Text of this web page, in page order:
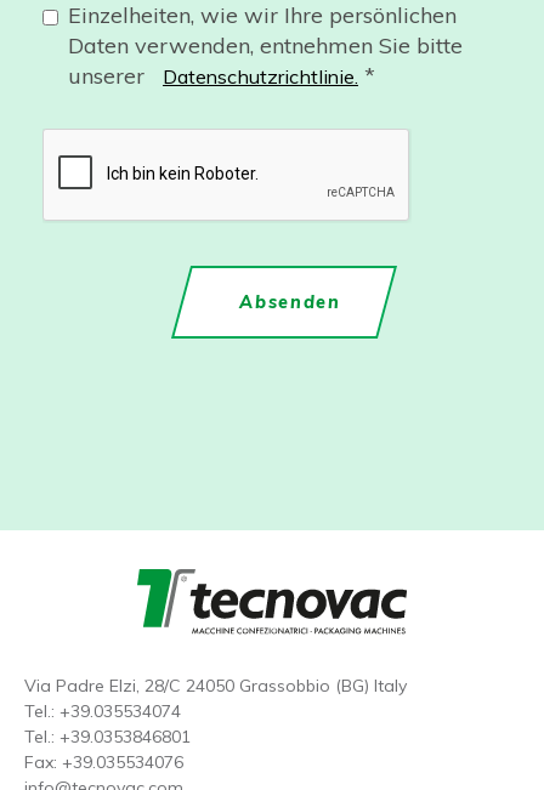
Einzelheiten, wie wir Ihre persönlichen
Daten verwenden, entnehmen Sie bitte
unserer
Datenschutzrichtlinie. *
Via Padre Elzi, 28/C 24050 Grassobbio (BG) Italy
Tel.: +39.035534074
Tel.: +39.0353846801
Fax: +39.035534076